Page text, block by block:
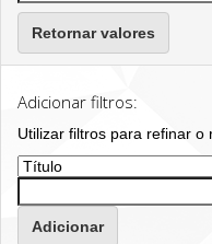
Retornar valores
Adicionar filtros:
Utilizar filtros para refinar o